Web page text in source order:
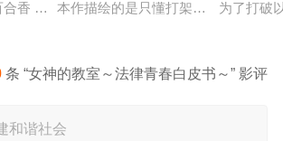
香 饰）与丈夫弘树（佐野玲於 饰）及4岁
本作描绘的是只懂打架的四名不良少
为了打破
条 “女神的教室～法律青春白皮书～” 影评